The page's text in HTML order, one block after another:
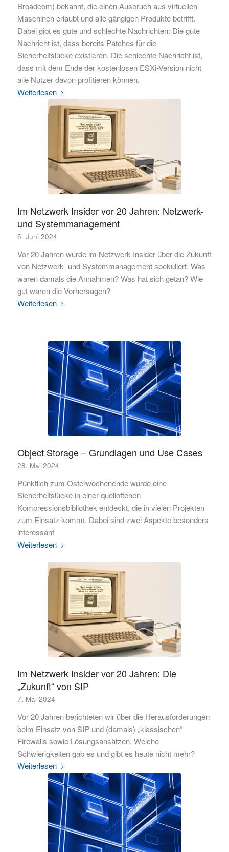
Broadcom) bekannt, die einen Ausbruch aus virtuellen
Maschinen erlaubt und alle gängigen Produkte betrifft.
Dabei gibt es gute und schlechte Nachrichten: Die gute
Nachricht ist, dass bereits Patches für die
Sicherheitslücke existieren. Die schlechte Nachricht ist,
dass mit dem Ende der kostenlosen ESXi-Version nicht
alle Nutzer davon profitieren können.
Weiterlesen
Im Netzwerk Insider vor 20 Jahren: Netzwerk-
und Systemmanagement
5. Juni 2024
Vor 20 Jahren wurde im Netzwerk Insider über die Zukunft
von Netzwerk- und Systemmanagement spekuliert. Was
waren damals die Annahmen? Was hat sich getan? Wie
gut waren die Vorhersagen?
Weiterlesen
Object Storage – Grundlagen und Use Cases
28. Mai 2024
Pünktlich zum Osterwochenende wurde eine
Sicherheitslücke in einer quelloffenen
Kompressionsbibliothek entdeckt, die in vielen Projekten
zum Einsatz kommt. Dabei sind zwei Aspekte besonders
interessant
Weiterlesen
Im Netzwerk Insider vor 20 Jahren: Die
„Zukunft“ von SIP
7. Mai 2024
Vor 20 Jahren berichteten wir über die Herausforderungen
beim Einsatz von SIP und (damals) „klassischen“
Firewalls sowie Lösungsansätzen. Welche
Schwierigkeiten gab es und gibt es heute nicht mehr?
Weiterlesen